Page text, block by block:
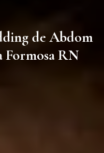
de Abdom
Formosa RN